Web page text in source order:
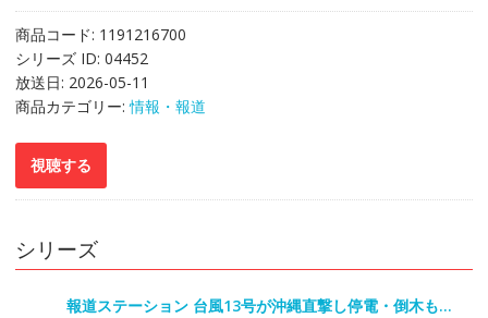
商品コード: 1191216700
シリーズ ID: 04452
放送日: 2026-05-11
商品カテゴリー:情報・報道
シリーズ
報道ステーション 台風13号が沖縄直撃し停電・倒木も…